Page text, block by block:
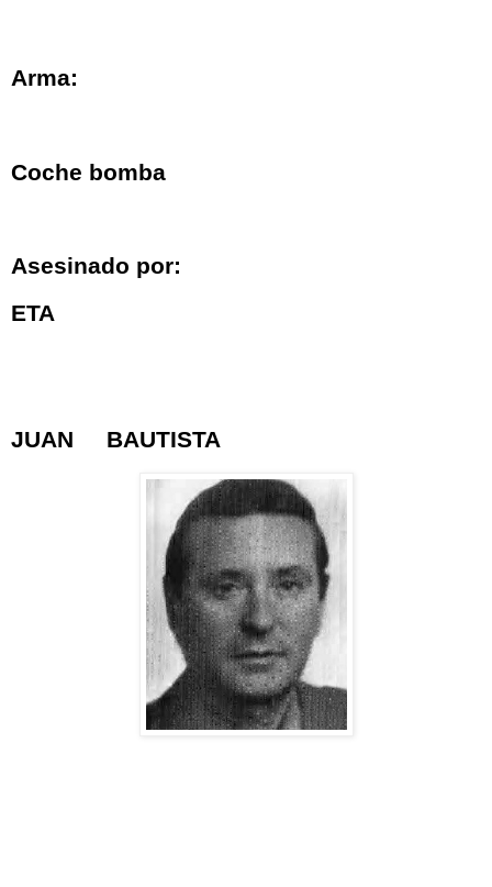
Arma:
Coche bomba
Asesinado por:
ETA
JUAN BAUTISTA